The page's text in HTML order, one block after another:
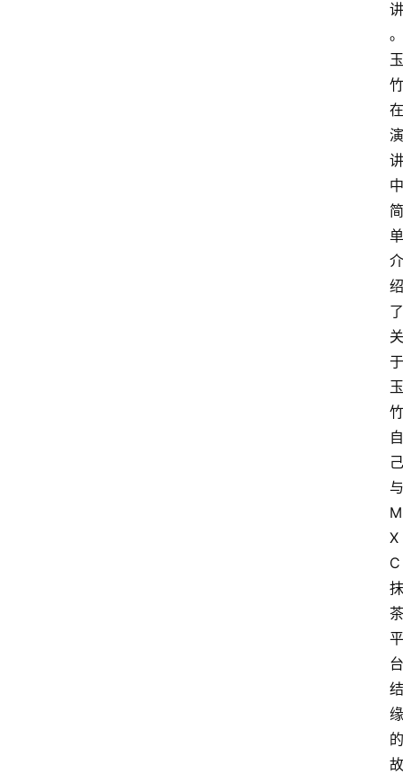
讲
。
玉
竹
在
演
讲
中
简
单
介
绍
了
关
于
玉
竹
自
己
与
M
X
C
抹
茶
平
台
结
缘
的
故